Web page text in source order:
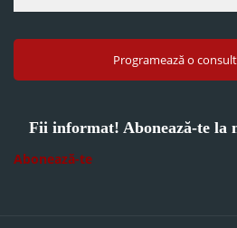
Programează o
Fii informat! Abonează-te la
Abonează-te